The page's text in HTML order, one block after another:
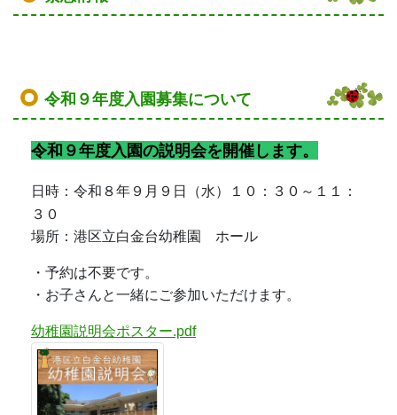
令和９年度入園募集について
令和９年度入園の説明会を開催します。
日時：令和８年９月９日（水）１０：３０～１１：
３０
場所：港区立白金台幼稚園 ホール
・予約は不要です。
・お子さんと一緒にご参加いただけます。
幼稚園説明会ポスター.pdf